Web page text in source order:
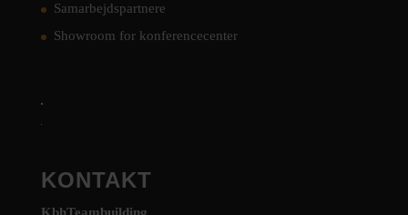
Samarbejdspartnere
Showroom for konferencecenter
KONTAKT
KbhTeambuilding